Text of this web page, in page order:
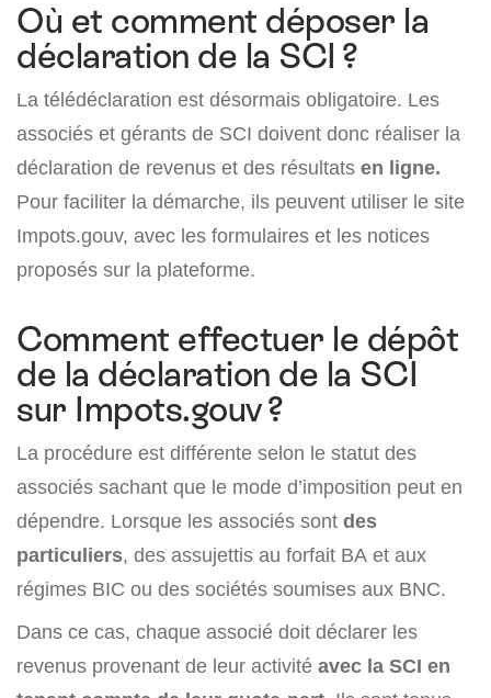
Où et comment déposer la
déclaration de la SCI ?
La télédéclaration est désormais obligatoire. Les
associés et gérants de SCI doivent donc réaliser la
déclaration de revenus et des résultats en ligne.
Pour faciliter la démarche, ils peuvent utiliser le site
Impots.gouv, avec les formulaires et les notices
proposés sur la plateforme.
Comment effectuer le dépôt
de la déclaration de la SCI
sur Impots.gouv ?
La procédure est différente selon le statut des
associés sachant que le mode d’imposition peut en
dépendre. Lorsque les associés sont des
particuliers, des assujettis au forfait BA et aux
régimes BIC ou des sociétés soumises aux BNC.
Dans ce cas, chaque associé doit déclarer les
revenus provenant de leur activité avec la SCI en